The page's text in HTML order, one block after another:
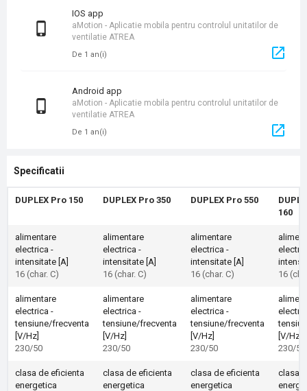
iOS app
De 1 an(i)
aMotion - Aplicatie mobila pentru controlul unitatilor de
ventilatie ATREA
Android app
De 1 an(i)
aMotion - Aplicatie mobila pentru controlul unitatilor de
ventilatie ATREA
Specificatii
DUPLEX Pro 150 DUPLEX Pro 350 DUPLEX Pro 550
160
alimentare
electrica -
intensitate [A]
16 (char. C)
alimentare
electrica -
intensitate [A]
16 (char. C)
alimentare
electrica -
intensitate [A]
16 (char. C)
16
alimentare
electrica -
tensiune/frecventa
[V/Hz]
230/50
alimentare
electrica -
tensiune/frecventa
[V/Hz]
230/50
alimentare
electrica -
tensiune/frecventa
[V/Hz]
230/50
[V/Hz]
230/50
clasa de eficienta
energetica
clasa de eficienta
energetica
clasa de eficienta
energetica
clasa